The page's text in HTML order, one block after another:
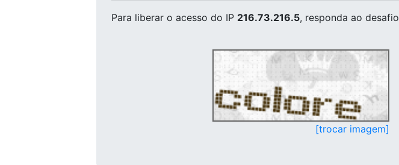
Para liberar o acesso do IP 216.73.216.5, responda ao
[trocar imagem]